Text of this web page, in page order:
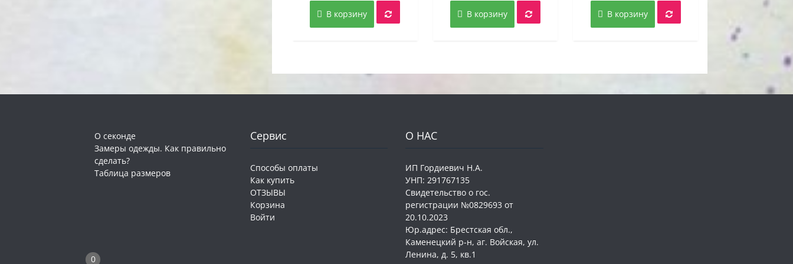
составляла
12,00 руб..
В корзину
составляла
17,00 руб..
В корзину
составляла
16,00 руб..
В корзину
О секонде
Замеры одежды. Как правильно
сделать?
Таблица размеров
Сервис
Способы оплаты
Как купить
ОТЗЫВЫ
Корзина
Войти
О НАС
ИП Гордиевич Н.А.
УНП: 291767135
Свидетельство о гос.
регистрации №0829693 от
20.10.2023
Юр.адрес: Брестская обл.,
Каменецкий р-н, аг. Войская, ул.
Ленина, д. 5, кв.1
0